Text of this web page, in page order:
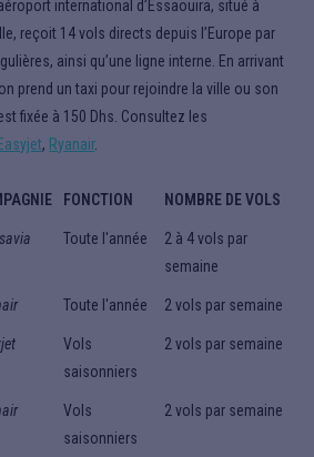
aéroport international d’Essaouira, situé à
reçoit 14 vols directs depuis l’Europe par
ainsi qu’une ligne interne. En arrivant
prend un taxi pour rejoindre la ville ou son
fixée à 150 Dhs. Consultez les
Easyjet, Ryanair.
FONCTION NOMBRE DE VOLS
Toute l'année
2 à 4 vols par
semaine
Toute l'année 2 vols par semaine
Vols
saisonniers
2 vols par semaine
Vols
saisonniers
2 vols par semaine